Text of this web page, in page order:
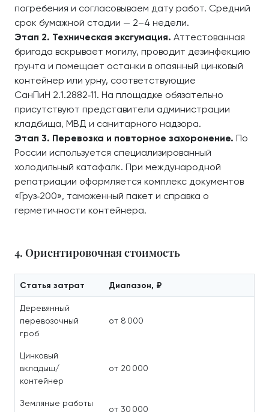
погребения и согласовываем дату работ. Средний
срок бумажной стадии — 2–4 недели.
Этап 2. Техническая эксгумация. Аттестованная
бригада вскрывает могилу, проводит дезинфекцию
грунта и помещает останки в опаянный цинковый
контейнер или урну, соответствующие
СанПиН 2.1.2882‑11. На площадке обязательно
присутствуют представители администрации
кладбища, МВД и санитарного надзора.
Этап 3. Перевозка и повторное захоронение. По
России используется специализированный
холодильный катафалк. При международной
репатриации оформляется комплекс документов
«Груз‑200», таможенный пакет и справка о
герметичности контейнера.
4. Ориентировочная стоимость
Статья затрат Диапазон, ₽
Деревянный
перевозочный
гроб
от 8 000
Цинковый
вкладыш/
контейнер
от 20 000
Земляные работы
от 30 000